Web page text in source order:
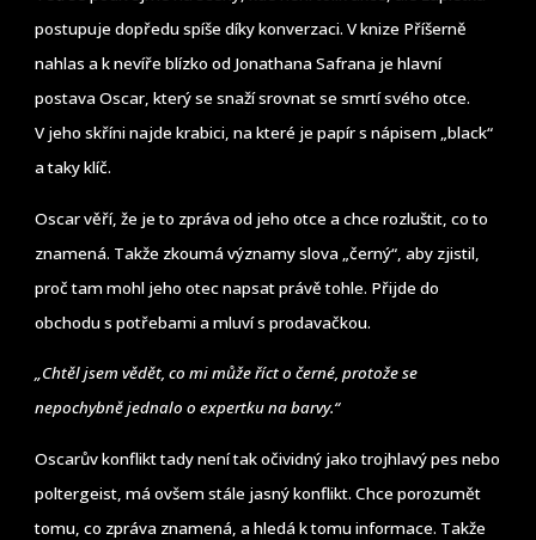
postupuje dopředu spíše díky konverzaci. V knize Příšerně
nahlas a k nevíře blízko od Jonathana Safrana je hlavní
postava Oscar, který se snaží srovnat se smrtí svého otce.
V jeho skříni najde krabici, na které je papír s nápisem „black“
a taky klíč.
Oscar věří, že je to zpráva od jeho otce a chce rozluštit, co to
znamená. Takže zkoumá významy slova „černý“, aby zjistil,
proč tam mohl jeho otec napsat právě tohle. Přijde do
obchodu s potřebami a mluví s prodavačkou.
„Chtěl jsem vědět, co mi může říct o černé, protože se
nepochybně jednalo o expertku na barvy.“
Oscarův konflikt tady není tak očividný jako trojhlavý pes nebo
poltergeist, má ovšem stále jasný konflikt. Chce porozumět
tomu, co zpráva znamená, a hledá k tomu informace. Takže